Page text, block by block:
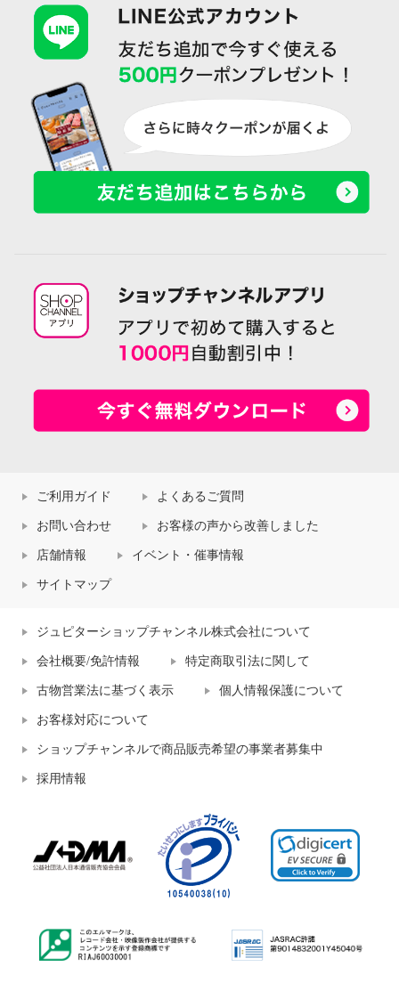
ご利用ガイド よくあるご質問
お問い合わせ お客様の声から改善しました
店舗情報 イベント・催事情報
サイトマップ
ジュピターショップチャンネル株式会社について
会社概要/免許情報 特定商取引法に関して
古物営業法に基づく表示 個人情報保護について
お客様対応について
ショップチャンネルで商品販売希望の事業者募集中
採用情報